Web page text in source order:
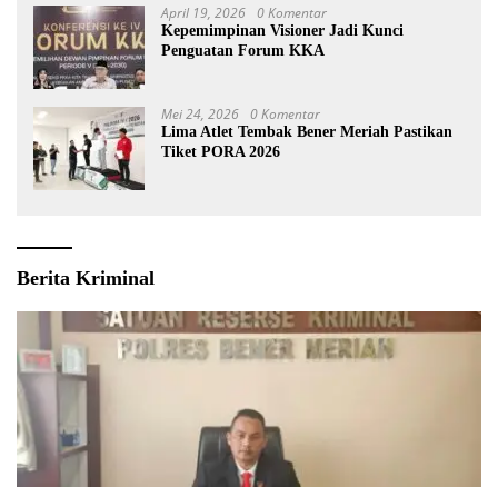
April 19, 2026 0 Komentar
Kepemimpinan Visioner Jadi Kunci
Penguatan Forum KKA
Mei 24, 2026 0 Komentar
Lima Atlet Tembak Bener Meriah Pastikan
Tiket PORA 2026
Berita Kriminal